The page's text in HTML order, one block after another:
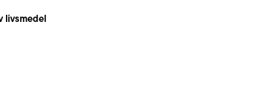
livsmedel